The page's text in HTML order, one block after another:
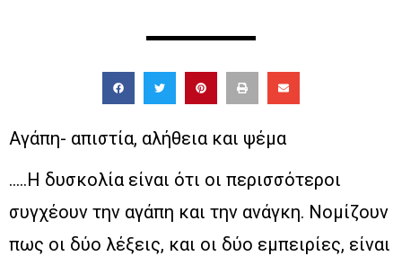
Αγάπη- απιστία, αλήθεια και ψέμα
…..Η δυσκολία είναι ότι οι περισσότεροι
συγχέουν την αγάπη και την ανάγκη. Νομίζουν
πως οι δύο λέξεις, και οι δύο εμπειρίες, είναι